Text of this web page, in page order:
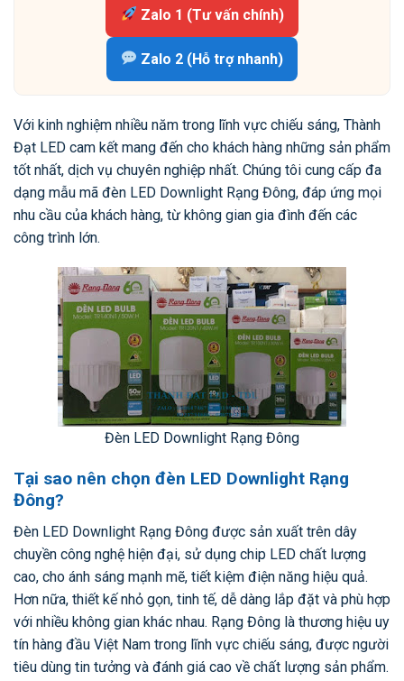
Zalo 1 (Tư vấn chính)
Zalo 2 (Hỗ trợ nhanh)
Với kinh nghiệm nhiều năm trong lĩnh vực chiếu sáng, Thành
Đạt LED cam kết mang đến cho khách hàng những sản phẩm
tốt nhất, dịch vụ chuyên nghiệp nhất. Chúng tôi cung cấp đa
dạng mẫu mã đèn LED Downlight Rạng Đông, đáp ứng mọi
nhu cầu của khách hàng, từ không gian gia đình đến các
công trình lớn.
Đèn LED Downlight Rạng Đông
Tại sao nên chọn đèn LED Downlight Rạng
Đông?
Đèn LED Downlight Rạng Đông được sản xuất trên dây
chuyền công nghệ hiện đại, sử dụng chip LED chất lượng
cao, cho ánh sáng mạnh mẽ, tiết kiệm điện năng hiệu quả.
Hơn nữa, thiết kế nhỏ gọn, tinh tế, dễ dàng lắp đặt và phù hợp
với nhiều không gian khác nhau. Rạng Đông là thương hiệu uy
tín hàng đầu Việt Nam trong lĩnh vực chiếu sáng, được người
tiêu dùng tin tưởng và đánh giá cao về chất lượng sản phẩm.